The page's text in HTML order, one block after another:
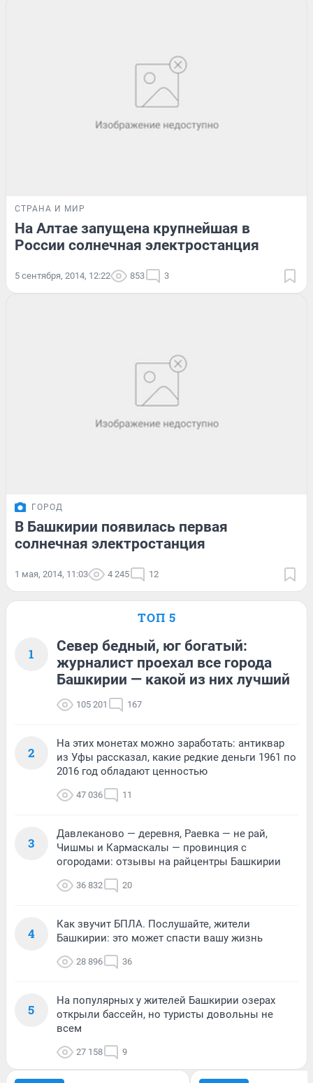
СТРАНА И МИР
На Алтае запущена крупнейшая в
России солнечная электростанция
5 сентября, 2014, 12:22 853 3
ГОРОД
В Башкирии появилась первая
солнечная электростанция
1 мая, 2014, 11:03 4 245 12
ТОП 5
1
Север бедный, юг богатый:
журналист проехал все города
Башкирии — какой из них лучший
105 201 167
2
На этих монетах можно заработать: антиквар
из Уфы рассказал, какие редкие деньги 1961 по
2016 год обладают ценностью
47 036 11
3
Давлеканово — деревня, Раевка — не рай,
Чишмы и Кармаскалы — провинция с
огородами: отзывы на райцентры Башкирии
36 832 20
4
Как звучит БПЛА. Послушайте, жители
Башкирии: это может спасти вашу жизнь
28 896 36
5
На популярных у жителей Башкирии озерах
открыли бассейн, но туристы довольны не
всем
27 158 9